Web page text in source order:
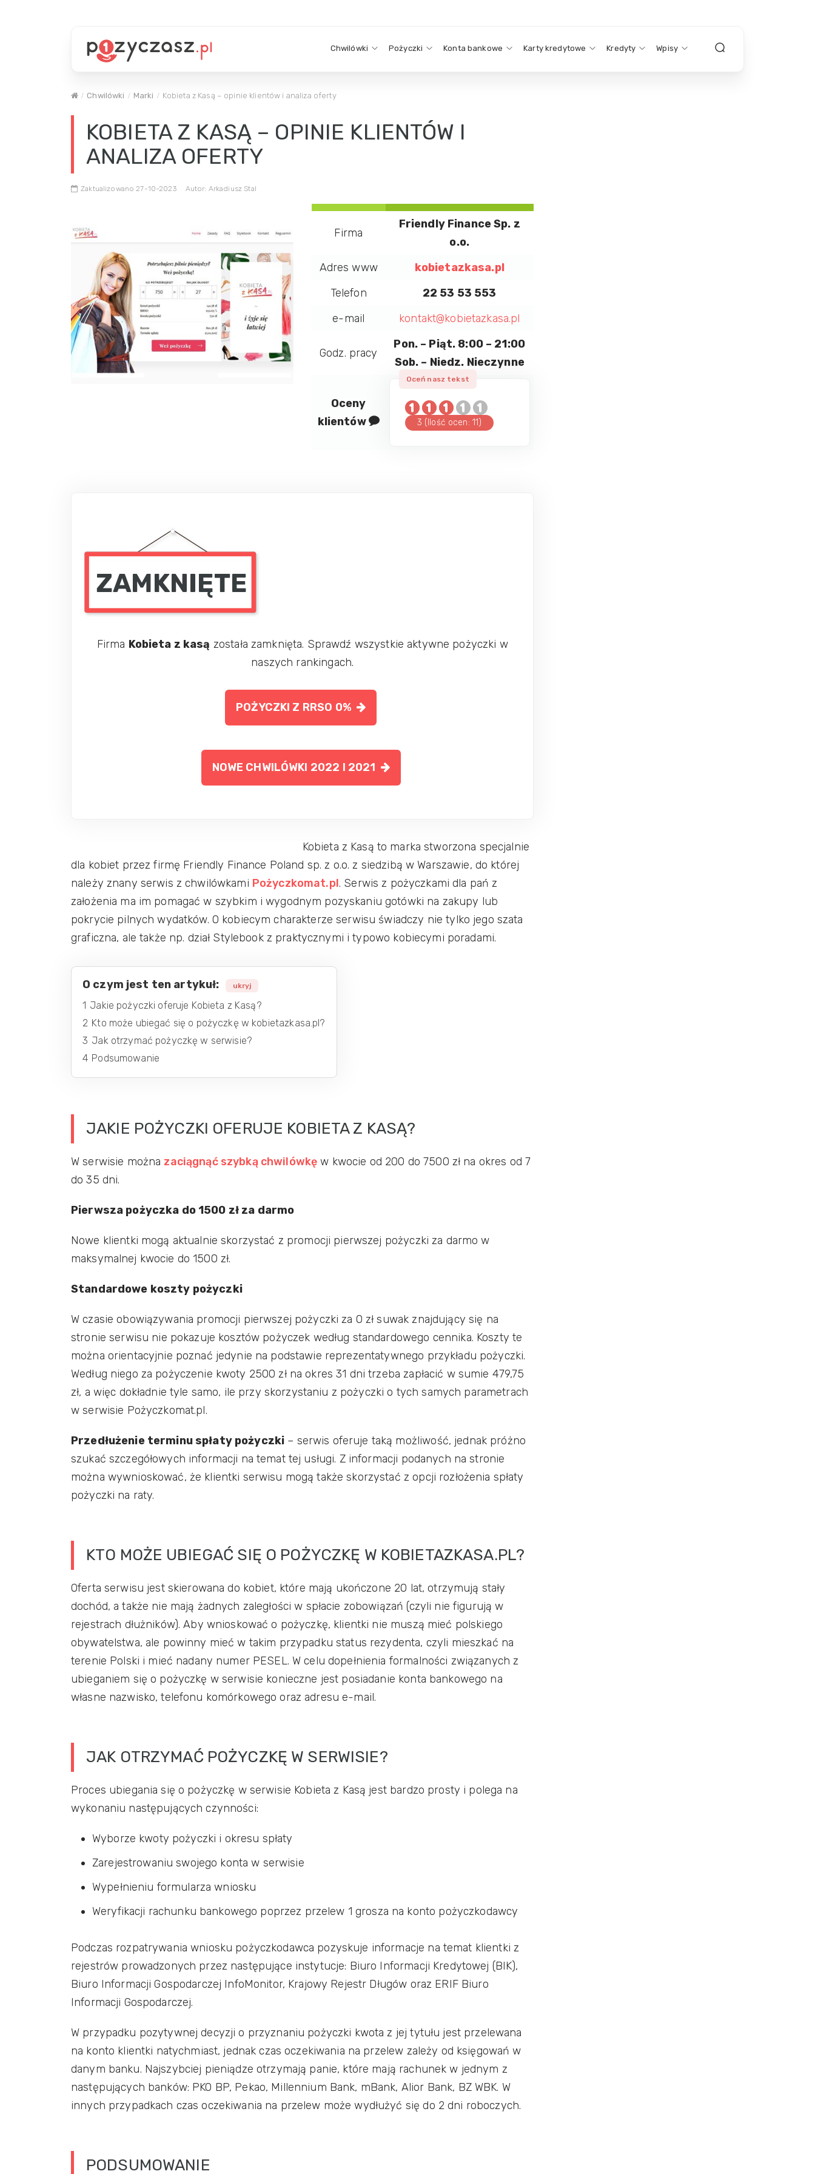
Chwilówki Pożyczki Konta bankowe Karty kredytowe Kredyty Wpisy
Chwilówki Marki Kobieta z Kasą – opinie klientów i analiza oferty
KOBIETA Z KASĄ – OPINIE KLIENTÓW I
ANALIZA OFERTY
Zaktualizowano 27-10-2023 Autor: Arkadiusz Stal
Firma
Friendly Finance Sp. z
o.o.
Adres www
kobietazkasa.pl
Telefon
22 53 53 553
e-mail
kontakt@kobietazkasa.pl
Godz. pracy
Pon. – Piąt. 8:00 – 21:00
Sob. – Niedz. Nieczynne
Oceny
klientów
3 (Ilość ocen: 11)
Firma Kobieta z kasą została zamknięta. Sprawdź wszystkie aktywne pożyczki w
naszych rankingach.
POŻYCZKI Z RRSO 0%
NOWE CHWILÓWKI 2022 I 2021
Kobieta z Kasą to marka stworzona specjalnie
dla kobiet przez firmę Friendly Finance Poland sp. z o.o. z siedzibą w Warszawie, do której
należy znany serwis z chwilówkami Pożyczkomat.pl. Serwis z pożyczkami dla pań z
założenia ma im pomagać w szybkim i wygodnym pozyskaniu gotówki na zakupy lub
pokrycie pilnych wydatków. O kobiecym charakterze serwisu świadczy nie tylko jego szata
graficzna, ale także np. dział Stylebook z praktycznymi i typowo kobiecymi poradami.
O czym jest ten artykuł: ukryj
1 Jakie pożyczki oferuje Kobieta z Kasą?
2 Kto może ubiegać się o pożyczkę w kobietazkasa.pl?
3 Jak otrzymać pożyczkę w serwisie?
4 Podsumowanie
JAKIE POŻYCZKI OFERUJE KOBIETA Z KASĄ?
W serwisie można zaciągnąć szybką chwilówkę w kwocie od 200 do 7500 zł na okres od 7
do 35 dni.
Pierwsza pożyczka do 1500 zł za darmo
Nowe klientki mogą aktualnie skorzystać z promocji pierwszej pożyczki za darmo w
maksymalnej kwocie do 1500 zł.
Standardowe koszty pożyczki
W czasie obowiązywania promocji pierwszej pożyczki za 0 zł suwak znajdujący się na
stronie serwisu nie pokazuje kosztów pożyczek według standardowego cennika. Koszty te
można orientacyjnie poznać jedynie na podstawie reprezentatywnego przykładu pożyczki.
Według niego za pożyczenie kwoty 2500 zł na okres 31 dni trzeba zapłacić w sumie 479,75
zł, a więc dokładnie tyle samo, ile przy skorzystaniu z pożyczki o tych samych parametrach
w serwisie Pożyczkomat.pl.
Przedłużenie terminu spłaty pożyczki – serwis oferuje taką możliwość, jednak próżno
szukać szczegółowych informacji na temat tej usługi. Z informacji podanych na stronie
można wywnioskować, że klientki serwisu mogą także skorzystać z opcji rozłożenia spłaty
pożyczki na raty.
KTO MOŻE UBIEGAĆ SIĘ O POŻYCZKĘ W KOBIETAZKASA.PL?
Oferta serwisu jest skierowana do kobiet, które mają ukończone 20 lat, otrzymują stały
dochód, a także nie mają żadnych zaległości w spłacie zobowiązań (czyli nie figurują w
rejestrach dłużników). Aby wnioskować o pożyczkę, klientki nie muszą mieć polskiego
obywatelstwa, ale powinny mieć w takim przypadku status rezydenta, czyli mieszkać na
terenie Polski i mieć nadany numer PESEL. W celu dopełnienia formalności związanych z
ubieganiem się o pożyczkę w serwisie konieczne jest posiadanie konta bankowego na
własne nazwisko, telefonu komórkowego oraz adresu e-mail.
JAK OTRZYMAĆ POŻYCZKĘ W SERWISIE?
Proces ubiegania się o pożyczkę w serwisie Kobieta z Kasą jest bardzo prosty i polega na
wykonaniu następujących czynności:
Wyborze kwoty pożyczki i okresu spłaty
Zarejestrowaniu swojego konta w serwisie
Wypełnieniu formularza wniosku
Weryfikacji rachunku bankowego poprzez przelew 1 grosza na konto pożyczkodawcy
Podczas rozpatrywania wniosku pożyczkodawca pozyskuje informacje na temat klientki z
rejestrów prowadzonych przez następujące instytucje: Biuro Informacji Kredytowej (BIK),
Biuro Informacji Gospodarczej InfoMonitor, Krajowy Rejestr Długów oraz ERIF Biuro
Informacji Gospodarczej.
W przypadku pozytywnej decyzji o przyznaniu pożyczki kwota z jej tytułu jest przelewana
na konto klientki natychmiast, jednak czas oczekiwania na przelew zależy od księgowań w
danym banku. Najszybciej pieniądze otrzymają panie, które mają rachunek w jednym z
następujących banków: PKO BP, Pekao, Millennium Bank, mBank, Alior Bank, BZ WBK. W
innych przypadkach czas oczekiwania na przelew może wydłużyć się do 2 dni roboczych.
PODSUMOWANIE